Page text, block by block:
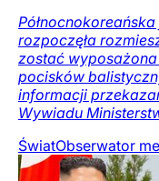
rozpoczęła
zostać
pocisków
informacji
Wywiadu
ŚwiatObserwator